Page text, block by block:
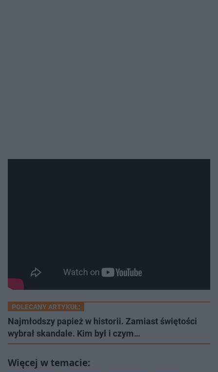
POLECANY ARTYKUŁ:
Najmłodszy papież w historii. Zamiast świętości
wybrał skandale. Kim był i czym…